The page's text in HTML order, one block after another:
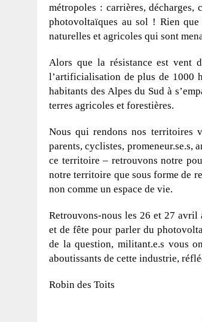
métropoles : carrières, décharges,
photovoltaïques au sol ! Rien
naturelles et agricoles qui sont
Alors que la résistance est vent
l’artificialisation de plus de 1000
habitants des Alpes du Sud à
terres agricoles et forestières.
Nous qui rendons nos territoires
parents, cyclistes, promeneur.se.s,
ce territoire – retrouvons notre
notre territoire que sous forme de
non comme un espace de vie.
Retrouvons-nous les 26 et 27 avril
et de fête pour parler du
de la question, militant.e.s vous
aboutissants de cette industrie,
Robin des Toits